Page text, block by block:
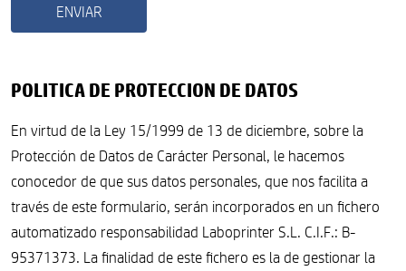
POLITICA DE PROTECCION DE DATOS
En virtud de la Ley 15/1999 de 13 de diciembre, sobre la
Protección de Datos de Carácter Personal, le hacemos
conocedor de que sus datos personales, que nos facilita a
través de este formulario, serán incorporados en un fichero
automatizado responsabilidad Laboprinter S.L. C.I.F.: B-
95371373. La finalidad de este fichero es la de gestionar la